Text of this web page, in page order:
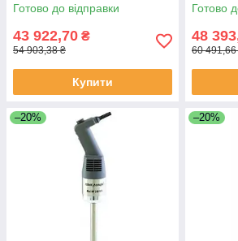
Готово до відправки
43 922,70 ₴
54 903,38 ₴
Купити
Готово
48
60 491,66
–20% –20%